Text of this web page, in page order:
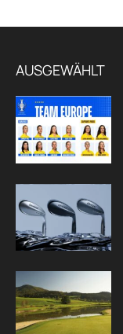
AUSGEWÄHLT